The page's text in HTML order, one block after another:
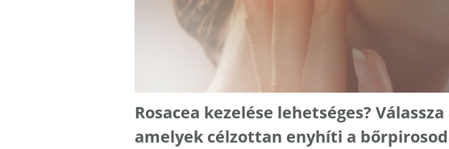
Rosacea kezelése lehetséges?
amelyek célzottan enyhíti a